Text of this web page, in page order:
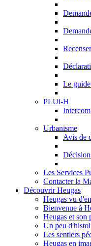
Le
PLUi-H
Urbanisme
Avis de
Les Services
Contacter la
Découvrir Heugas
Heugas vu
Bienvenue à
Heugas et son
Un peu
Les sentiers
Heugas en